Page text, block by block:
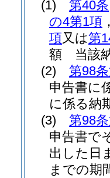
(1)
第40条
の4第1項
項又は第
額 当該
(2)
第98
申告書に
に係る納
(3)
第98
申告書で
出した日
までの期